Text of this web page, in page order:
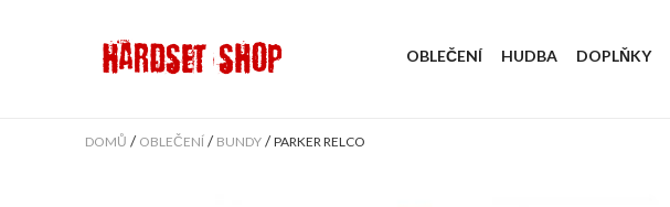
OBLEČENÍ HUDBA DOPLŇKY
DOMŮ / OBLEČENÍ / BUNDY /PARKER RELCO